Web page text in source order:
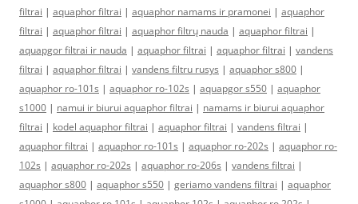
filtrai | aquaphor filtrai | aquaphor namams ir pramonei | aquaphor
filtrai | aquaphor filtrai | aquaphor filtrų nauda | aquaphor filtrai |
aquapgor filtrai ir nauda | aquaphor filtrai | aquaphor filtrai | vandens
filtrai | aquaphor filtrai | vandens filtru rusys | aquaphor s800 |
aquaphor ro-101s | aquaphor ro-102s | aquapgor s550 | aquaphor
s1000 | namui ir biurui aquaphor filtrai | namams ir biurui aquaphor
filtrai | kodel aquaphor filtrai | aquaphor filtrai | vandens filtrai |
aquaphor filtrai | aquaphor ro-101s | aquaphor ro-202s | aquaphor ro-
102s | aquaphor ro-202s | aquaphor ro-206s | vandens filtrai |
aquaphor s800 | aquaphor s550 | geriamo vandens filtrai | aquaphor